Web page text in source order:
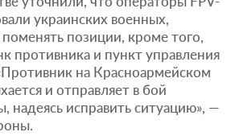
украинских военных,
позиции, кроме того,
противника и пункт управления
на Красноармейском
и отправляет в бой
надеясь исправить ситуацию», —